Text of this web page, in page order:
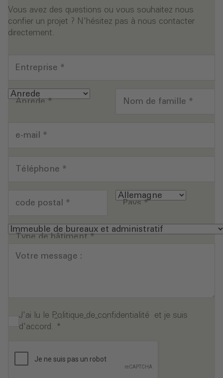
Vous avez des questions ou vous souhaitez nous
confier un projet ? N'hésitez pas à nous contacter
directement.
Entreprise *
Anrede* Nom de famille *
e-mail *
Téléphone *
code postal * Pays*
Type de bâtiment*
Votre message :
J'ai lu le Politique de confidentialité et je suis
d'accord. *